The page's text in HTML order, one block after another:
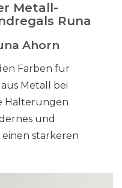
Metall-
Runa
Ahorn
Farben für
Metall bei
Halterungen
und
stärkeren